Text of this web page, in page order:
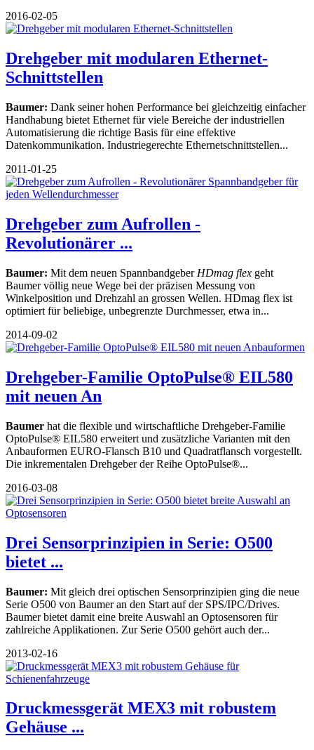
2016-02-05
Drehgeber mit modularen Ethernet-
Schnittstellen
Baumer: Dank seiner hohen Performance bei gleichzeitig einfacher
Handhabung bietet Ethernet für viele Bereiche der industriellen
Automatisierung die richtige Basis für eine effektive
Datenkommunikation. Industriegerechte Ethernetschnittstellen...
2011-01-25
Drehgeber zum Aufrollen -
Revolutionärer ...
Baumer: Mit dem neuen Spannbandgeber HDmag flex geht
Baumer völlig neue Wege bei der präzisen Messung von
Winkelposition und Drehzahl an grossen Wellen. HDmag flex ist
optimiert für beliebige, unbegrenzte Durchmesser, etwa in...
2014-09-02
Drehgeber-Familie OptoPulse® EIL580
mit neuen An
Baumer hat die flexible und wirtschaftliche Drehgeber-Familie
OptoPulse® EIL580 erweitert und zusätzliche Varianten mit den
Anbauformen EURO-Flansch B10 und Quadratflansch vorgestellt.
Die inkrementalen Drehgeber der Reihe OptoPulse®...
2016-03-08
Drei Sensorprinzipien in Serie: O500
bietet ...
Baumer: Mit gleich drei optischen Sensorprinzipien ging die neue
Serie O500 von Baumer an den Start auf der SPS/IPC/Drives.
Baumer bietet damit eine breite Auswahl an Optosensoren für
zahlreiche Applikationen. Zur Serie O500 gehört auch der...
2013-02-16
Druckmessgerät MEX3 mit robustem
Gehäuse ...